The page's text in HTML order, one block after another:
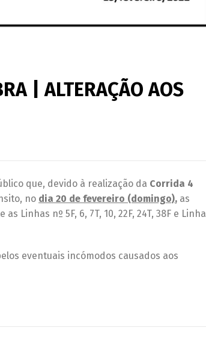
| ALTERAÇÃO AOS
que, devido à realização da Corrida 4
no dia 20 de fevereiro (domingo), as
nº 5F, 6, 7T, 10, 22F, 24T, 38F e Linha
eventuais incómodos causados aos